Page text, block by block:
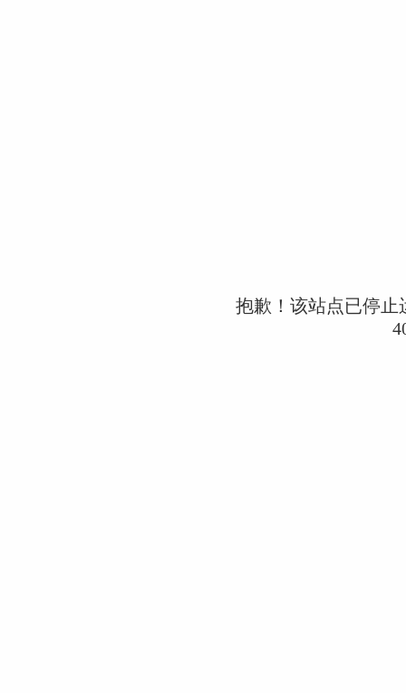
抱歉！该站点已停止